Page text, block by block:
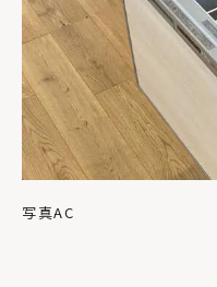
写真AC